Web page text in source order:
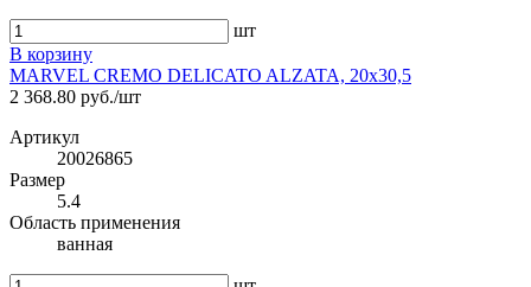
шт
В корзину
MARVEL CREMO DELICATO ALZATA, 20x30,5
2 368.80 руб./шт
Артикул
20026865
Размер
5.4
Область применения
ванная